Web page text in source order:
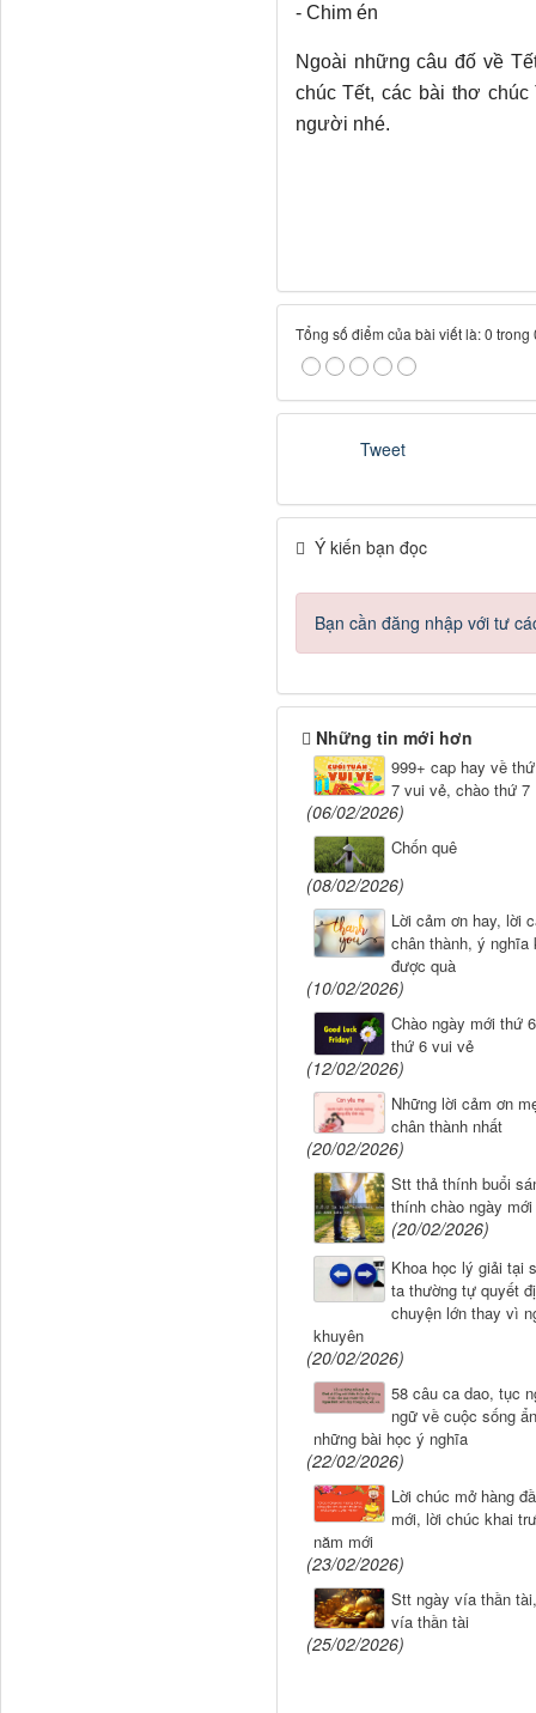
- Chim én
Ngoài những câu đố về
chúc Tết, các bài thơ
người nhé.
Tổng số điểm của bài viết là: 0 trong
Tweet
Ý kiến bạn đọc
Bạn cần đăng nhập với tư
Những tin mới hơn
999+ cap hay về
7 vui vẻ, chào thứ 7
(06/02/2026)
Chốn quê
(08/02/2026)
Lời cảm ơn hay, lời
chân thành, ý nghĩa
được quà
(10/02/2026)
Chào ngày mới thứ
thứ 6 vui vẻ
(12/02/2026)
Những lời cảm ơn
chân thành nhất
(20/02/2026)
Stt thả thính buổi
thính chào ngày
(20/02/2026)
Khoa học lý giải tại
ta thường tự quyết
chuyện lớn thay vì
khuyên
(20/02/2026)
58 câu ca dao, tục
ngữ về cuộc sống
những bài học ý nghĩa
(22/02/2026)
Lời chúc mở hàng
mới, lời chúc khai
năm mới
(23/02/2026)
Stt ngày vía thần
vía thần tài
(25/02/2026)